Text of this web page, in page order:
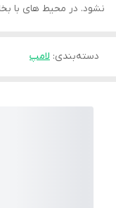
نشود. در محیط های با
دسته‌بندی: لامپ